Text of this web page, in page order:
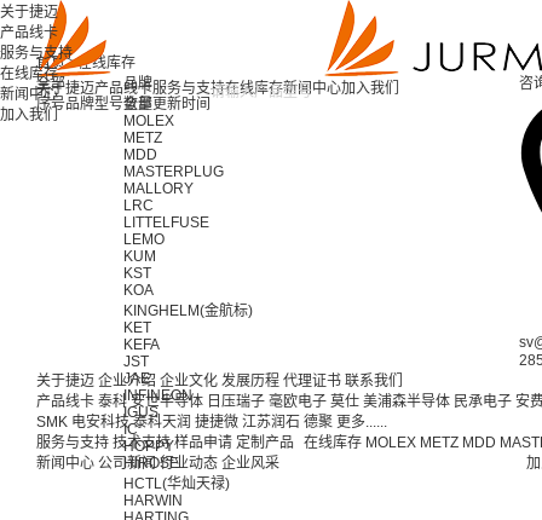
关于捷迈产品线卡服务与支持在线库存新闻中心加入我们
关于捷迈
产品线卡
服务与支持
在线库存
新闻中心
加入我们
首页 >在线库存
咨
全部
品牌
全部
MOLEX
METZ
MDD
MASTERPLUG
MALLORY
LRC
LITTELFUSE
LEMO
KUM
KST
KOA
KINGHELM(金航标)
KET
KEFA
JST
JAE
INFINEON
IGUS
IC
HOPPY
HIROSE
HCTL(华灿天禄)
HARWIN
序号品牌型号数量更新时间
关于捷迈 企业介绍 企业文化 发展历程 代理证书 联系我们
产品线卡 泰科 安世半导体 日压瑞子 毫欧电子 莫仕 美浦森半导体 民承电子 安
SMK 电安科技 泰科天润 捷捷微 江苏润石 德聚 更多......
服务与支持 技术支持 样品申请 定制产品 在线库存 MOLEX METZ MDD
新闻中心 公司新闻 行业动态 企业风采